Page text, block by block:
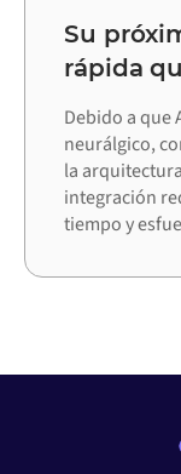
Su
rápida
Debido a que
neurálgico,
la
integración
tiempo y